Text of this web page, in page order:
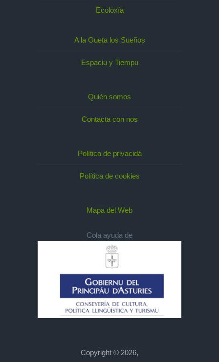
Ecoloxía
A la Gueta los Sueños
Espaciu y Tiempu
Quién somos
Contacta con nos
Política de privacidá
Política de cookies
Mapa del Web
Cola ayuda de
Copyright © 2026,